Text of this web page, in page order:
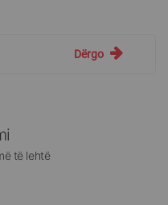
Dërgo
të lehtë